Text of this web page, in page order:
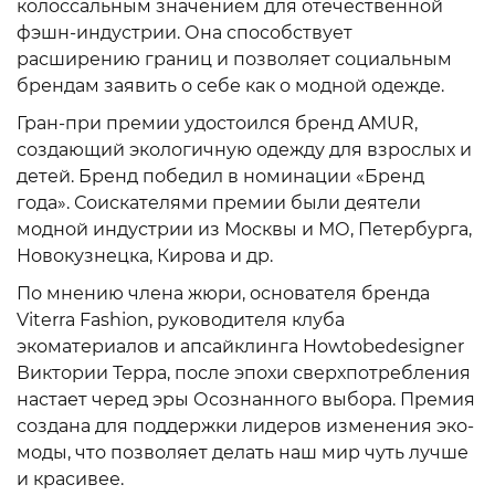
колоссальным значением для отечественной
фэшн-индустрии. Она способствует
расширению границ и позволяет социальным
брендам заявить о себе как о модной одежде.
Гран-при премии удостоился бренд AMUR,
создающий экологичную одежду для взрослых и
детей. Бренд победил в номинации «Бренд
года». Соискателями премии были деятели
модной индустрии из Москвы и МО, Петербурга,
Новокузнецка, Кирова и др.
По мнению члена жюри, основателя бренда
Viterra Fashion, руководителя клуба
экоматериалов и апсайклинга Howtobedesigner
Виктории Терра, после эпохи сверхпотребления
настает черед эры Осознанного выбора. Премия
создана для поддержки лидеров изменения эко-
моды, что позволяет делать наш мир чуть лучше
и красивее.